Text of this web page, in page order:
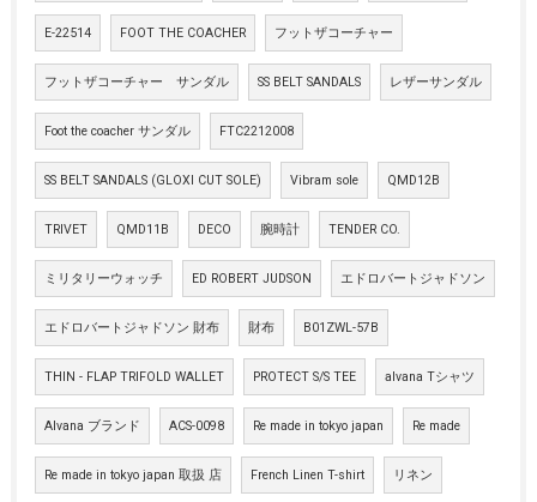
E-22514 FOOT THE COACHER フットザコーチャー
フットザコーチャー サンダル SS BELT SANDALS レザーサンダル
Foot the coacher サンダル FTC2212008
SS BELT SANDALS (GLOXI CUT SOLE) Vibram sole QMD12B
TRIVET QMD11B DECO 腕時計 TENDER CO.
ミリタリーウォッチ ED ROBERT JUDSON エドロバートジャドソン
エドロバートジャドソン 財布 財布 B01ZWL-57B
THIN - FLAP TRIFOLD WALLET PROTECT S/S TEE alvana Tシャツ
Alvana ブランド ACS-0098 Re made in tokyo japan Re made
Re made in tokyo japan 取扱 店 French Linen T-shirt リネン